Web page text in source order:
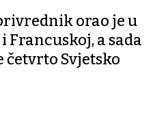
orao je u
Francuskoj, a sada
četvrto Svjetsko